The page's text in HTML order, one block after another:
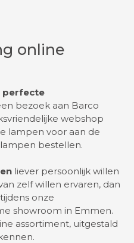
online
perfecte
bezoek aan Barco
webshop
lampen voor aan de
bestellen.
liever persoonlijk willen
zelf willen ervaren, dan
onze
showroom in Emmen.
assortiment, uitgestald